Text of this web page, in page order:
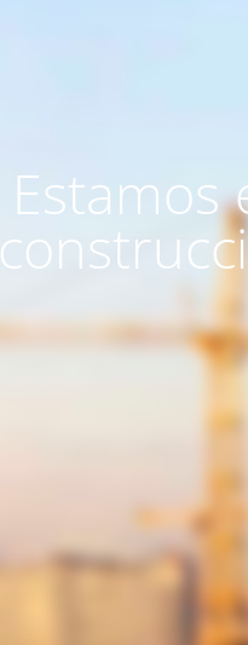
Estamos